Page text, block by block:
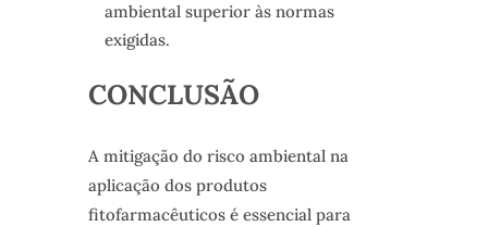
ambiental superior às normas
exigidas.
CONCLUSÃO
A mitigação do risco ambiental na
aplicação dos produtos
fitofarmacêuticos é essencial para